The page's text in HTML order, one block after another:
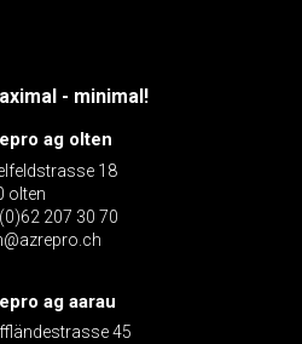
- minimal!
ag olten
18
olten
207 30 70
ag aarau
45